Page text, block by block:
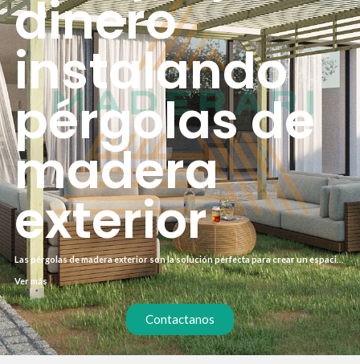
dinero
instalando
pérgolas de
madera
exterior
Las pérgolas de madera exterior son la solución perfecta para crear un espacio
de sombra en tu terraza o jardín sin complicaciones. Olvídate de obras largas y
costes ocultos: con nuestro proceso exprés, tienes tu pérgola instalada en 7
días. Todo incluido, desde los materiales hasta el montaje final.
Ver más
Contactanos